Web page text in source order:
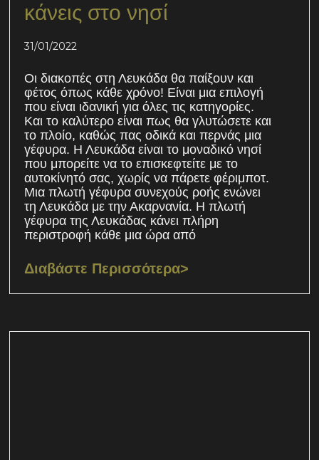
κάνεις στο νησί
31/01/2022
Οι διακοπές στη Λευκάδα θα παίξουν και
φέτος όπως κάθε χρόνο! Είναι μια επιλογή
που είναι ιδανική για όλες τις κατηγορίες.
Και το καλύτερο είναι πως θα γλυτώσετε και
το πλοίο, καθώς πας οδικά και περνάς μια
γέφυρα. Η Λευκάδα είναι το μοναδικό νησί
που μπορείτε να το επισκεφτείτε με το
αυτοκίνητό σας, χωρίς να πάρετε φέριμποτ.
Μια πλωτή γέφυρα συνεχούς ροής ενώνει
τη Λευκάδα με την Ακαρνανία. Η πλωτή
γέφυρα της Λευκάδας κάνει πλήρη
περιστροφή κάθε μια ώρα από
Διαβάστε Περισσότερα>